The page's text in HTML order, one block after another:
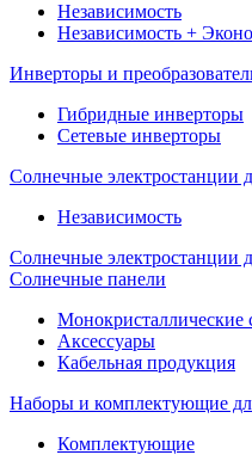
Независимость
Независимость +
Инверторы и
Гибридные инверторы
Сетевые инверторы
Солнечные электростанции
Независимость
Солнечные электростанции
Солнечные панели
Монокристаллические
Аксессуары
Кабельная продукция
Наборы и комплектующие
Комплектующие